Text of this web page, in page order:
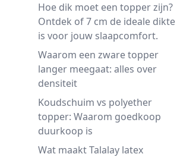
Hoe dik moet een topper zijn?
Ontdek of 7 cm de ideale dikte
is voor jouw slaapcomfort.
Waarom een zware topper
langer meegaat: alles over
densiteit
Koudschuim vs polyether
topper: Waarom goedkoop
duurkoop is
Wat maakt Talalay latex